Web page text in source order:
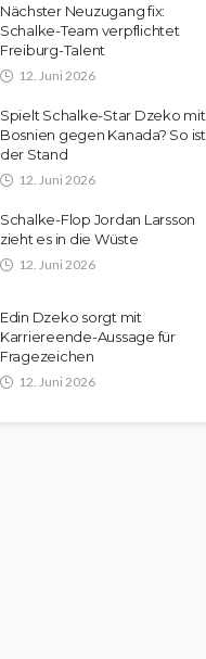
Nächster Neuzugang fix:
Schalke-Team verpflichtet
Freiburg-Talent
12. Juni 2026
Spielt Schalke-Star Dzeko mit
Bosnien gegen Kanada? So ist
der Stand
12. Juni 2026
Schalke-Flop Jordan Larsson
zieht es in die Wüste
12. Juni 2026
Edin Dzeko sorgt mit
Karriereende-Aussage für
Fragezeichen
12. Juni 2026